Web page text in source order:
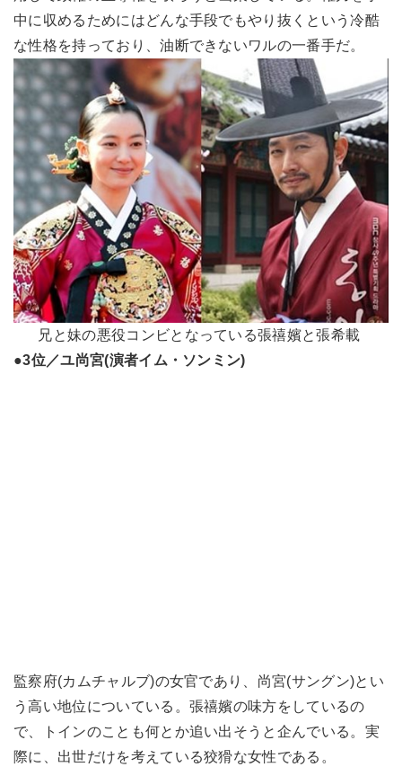
中に収めるためにはどんな手段でもやり抜くという冷酷
な性格を持っており、油断できないワルの一番手だ。
兄と妹の悪役コンビとなっている張禧嬪と張希載
●3位／ユ尚宮(演者イム・ソンミン)
監察府(カムチャルブ)の女官であり、尚宮(サングン)とい
う高い地位についている。張禧嬪の味方をしているの
で、トインのことも何とか追い出そうと企んでいる。実
際に、出世だけを考えている狡猾な女性である。